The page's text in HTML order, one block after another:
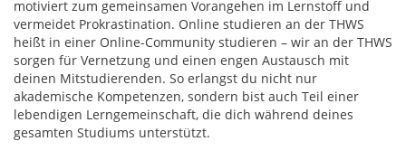
motiviert zum gemeinsamen Vorangehen im Lernstoff und
vermeidet Prokrastination. Online studieren an der THWS
heißt in einer Online-Community studieren – wir an der THWS
sorgen für Vernetzung und einen engen Austausch mit
deinen Mitstudierenden. So erlangst du nicht nur
akademische Kompetenzen, sondern bist auch Teil einer
lebendigen Lerngemeinschaft, die dich während deines
gesamten Studiums unterstützt.